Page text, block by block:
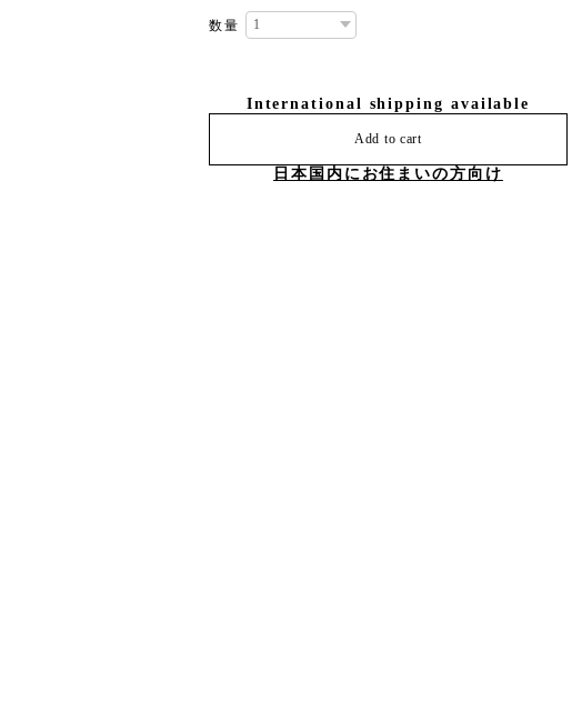
数量
International shipping available
Add to cart
日本国内にお住まいの方向け